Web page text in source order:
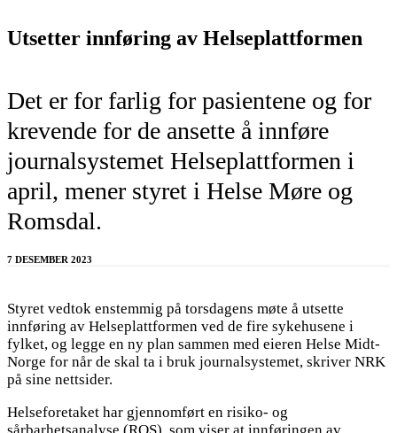
Utsetter innføring av Helseplattformen
Det er for farlig for pasientene og for
krevende for de ansette å innføre
journalsystemet Helseplattformen i
april, mener styret i Helse Møre og
Romsdal.
7 DESEMBER 2023
Styret vedtok enstemmig på torsdagens møte å utsette
innføring av Helseplattformen ved de fire sykehusene i
fylket, og legge en ny plan sammen med eieren Helse Midt-
Norge for når de skal ta i bruk journalsystemet, skriver NRK
på sine nettsider.
Helseforetaket har gjennomført en risiko- og